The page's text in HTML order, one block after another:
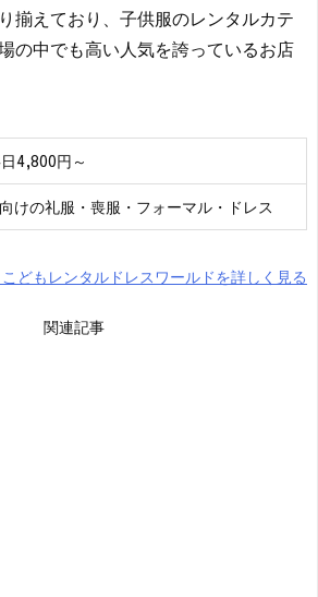
揃えており、子供服のレンタルカテ
の中でも高い人気を誇っているお店
4,800円～
けの礼服・喪服・フォーマル・ドレス
こどもレンタルドレスワールドを詳しく見る
関連記事